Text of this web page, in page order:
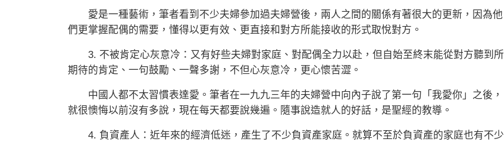
愛是一種藝術，筆者看到不少夫婦參加過夫婦營後，兩人之間的關係有著很大的更新，因為他
們更掌握配偶的需要，懂得以更有效、更直接和對方所能接收的形式取悅對方。
3. 不被肯定心灰意冷：又有好些夫婦對家庭、對配偶全力以赴，但自始至終末能從對方聽到所
期待的肯定、一句鼓勵、一聲多謝，不但心灰意冷，更心懷苦澀。
中國人都不太習慣表達愛。筆者在一九九三年的夫婦營中向內子說了第一句「我愛你」之後，
就很懊悔以前沒有多說，現在每天都要說幾遍。隨事說造就人的好話，是聖經的教導。
4. 負資產人：近年來的經濟低迷，產生了不少負資產家庭。就算不至於負資產的家庭也有不少